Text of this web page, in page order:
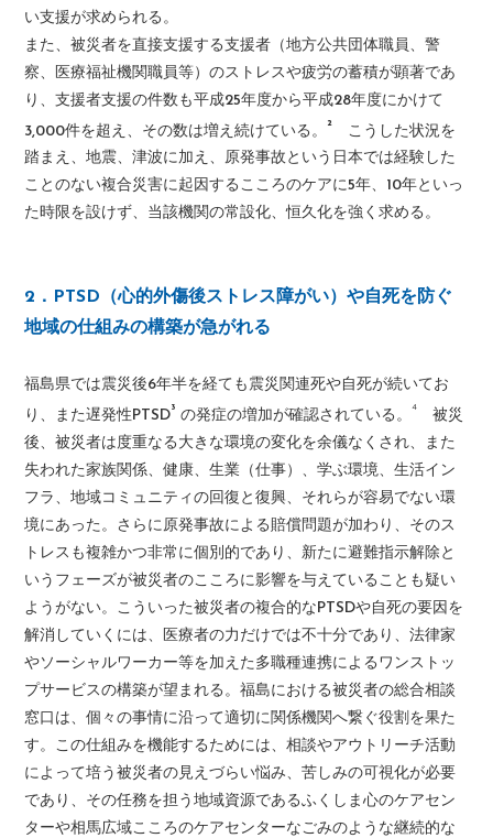
い支援が求められる。
また、被災者を直接支援する支援者（地方公共団体職員、警
察、医療福祉機関職員等）のストレスや疲労の蓄積が顕著であ
り、支援者支援の件数も平成25年度から平成28年度にかけて
3,000件を超え、その数は増え続けている。
²
こうした状況を
踏まえ、地震、津波に加え、原発事故という日本では経験した
ことのない複合災害に起因するこころのケアに5年、10年といっ
た時限を設けず、当該機関の常設化、恒久化を強く求める。
2．PTSD（心的外傷後ストレス障がい）や自死を防ぐ
地域の仕組みの構築が急がれる
福島県では震災後6年半を経ても震災関連死や自死が続いてお
り、また遅発性PTSD³ の発症の増加が確認されている。 ⁴
被災
後、被災者は度重なる大きな環境の変化を余儀なくされ、また
失われた家族関係、健康、生業（仕事）、学ぶ環境、生活イン
フラ、地域コミュニティの回復と復興、それらが容易でない環
境にあった。さらに原発事故による賠償問題が加わり、そのス
トレスも複雑かつ非常に個別的であり、新たに避難指示解除と
いうフェーズが被災者のこころに影響を与えていることも疑い
ようがない。こういった被災者の複合的なPTSDや自死の要因を
解消していくには、医療者の力だけでは不十分であり、法律家
やソーシャルワーカー等を加えた多職種連携によるワンストッ
プサービスの構築が望まれる。福島における被災者の総合相談
窓口は、個々の事情に沿って適切に関係機関へ繋ぐ役割を果た
す。この仕組みを機能するためには、相談やアウトリーチ活動
によって培う被災者の見えづらい悩み、苦しみの可視化が必要
であり、その任務を担う地域資源であるふくしま心のケアセン
ターや相馬広域こころのケアセンターなごみのような継続的な